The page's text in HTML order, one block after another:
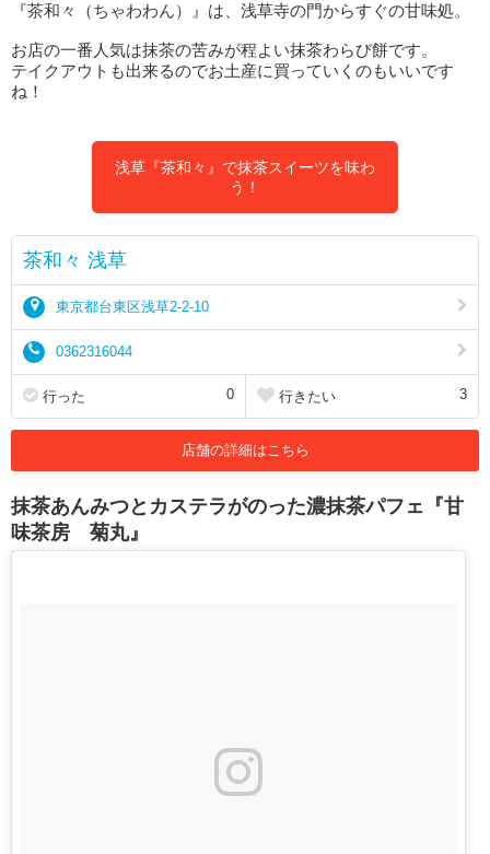
『茶和々（ちゃわわん）』は、浅草寺の門からすぐの甘味処。
お店の一番人気は抹茶の苦みが程よい抹茶わらび餅です。
テイクアウトも出来るのでお土産に買っていくのもいいです
ね！
浅草『茶和々』で抹茶スイーツを味わ
う！
茶和々 浅草
東京都台東区浅草2-2-10
0362316044
行った 0 行きたい 3
店舗の詳細はこちら
抹茶あんみつとカステラがのった濃抹茶パフェ『甘
味茶房 菊丸』